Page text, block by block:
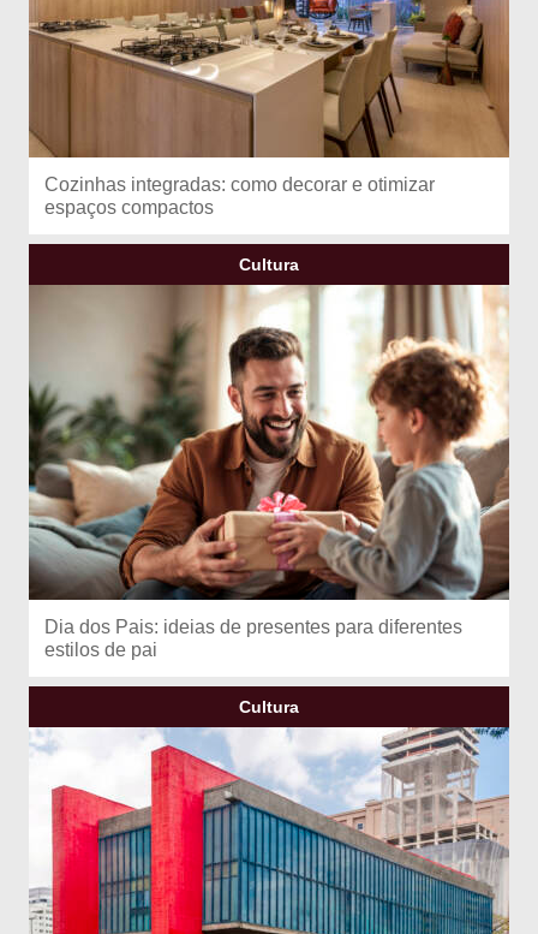
Cozinhas integradas: como decorar e otimizar
espaços compactos
Cultura
Dia dos Pais: ideias de presentes para diferentes
estilos de pai
Cultura